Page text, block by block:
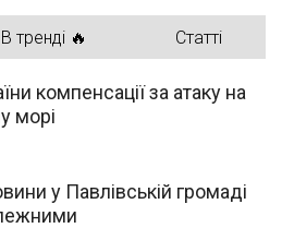
В тренді 🔥 Статті
компенсації за атаку на
морі
у Павлівській громаді